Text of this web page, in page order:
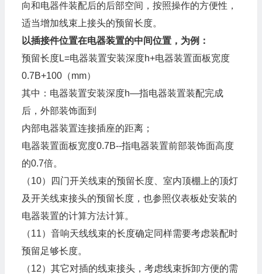
向和电器件装配后的后部空间，按照操作的方便性，
适当增加线束上接头的预留长度。
以插接件位置在电器装置的中间位置，为例：
预留长度L=电器装置安装深度h+电器装置面板宽度
0.7B+100（mm）
其中：电器装置安装深度h—指电器装置装配完成
后，外部装饰面到
内部电器装置连接插座的距离；
电器装置面板宽度0.7B--指电器装置前部装饰面高度
的0.7倍。
（10）四门开关线束的预留长度、室内顶棚上的顶灯
及开关线束接头的预留长度，也参照仪表板处安装的
电器装置的计算方法计算。
（11）音响天线线束的长度确定同样需要考虑装配时
预留足够长度。
（12）其它对插的线束接头，考虑线束拆卸方便的需